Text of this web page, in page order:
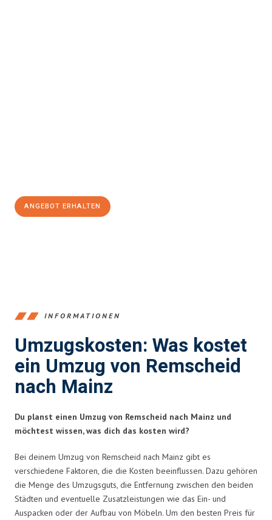
ANGEBOT ERHALTEN
INFORMATIONEN
Umzugskosten: Was kostet
ein Umzug von Remscheid
nach Mainz
Du planst einen Umzug von Remscheid nach Mainz und
möchtest wissen, was dich das kosten wird?
Bei deinem Umzug von Remscheid nach Mainz gibt es
verschiedene Faktoren, die die Kosten beeinflussen. Dazu gehören
die Menge des Umzugsguts, die Entfernung zwischen den beiden
Städten und eventuelle Zusatzleistungen wie das Ein- und
Auspacken oder der Aufbau von Möbeln. Um den besten Preis für